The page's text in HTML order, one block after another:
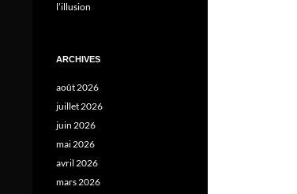
l’illusion
ARCHIVES
août 2026
juillet 2026
juin 2026
mai 2026
avril 2026
mars 2026